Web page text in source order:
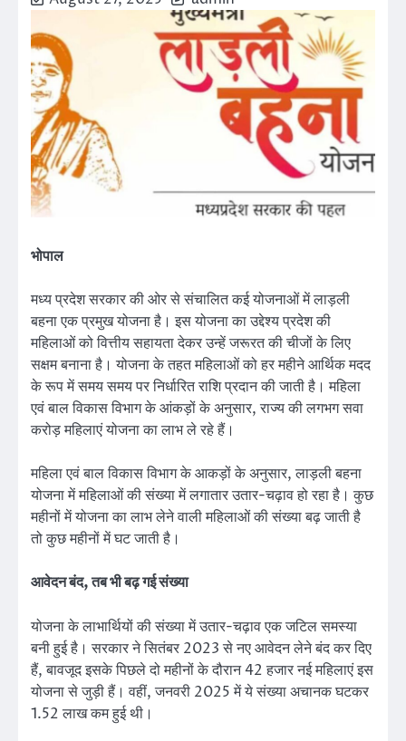
भोपाल
मध्य प्रदेश सरकार की ओर से संचालित कई योजनाओं में लाड़ली
बहना एक प्रमुख योजना है। इस योजना का उद्देश्य प्रदेश की
महिलाओं को वित्तीय सहायता देकर उन्हें जरूरत की चीजों के लिए
सक्षम बनाना है। योजना के तहत महिलाओं को हर महीने आर्थिक मदद
के रूप में समय समय पर निर्धारित राशि प्रदान की जाती है। महिला
एवं बाल विकास विभाग के आंकड़ों के अनुसार, राज्य की लगभग सवा
करोड़ महिलाएं योजना का लाभ ले रहे हैं।
महिला एवं बाल विकास विभाग के आकड़ों के अनुसार, लाड़ली बहना
योजना में महिलाओं की संख्या में लगातार उतार-चढ़ाव हो रहा है। कुछ
महीनों में योजना का लाभ लेने वाली महिलाओं की संख्या बढ़ जाती है
तो कुछ महीनों में घट जाती है।
आवेदन बंद, तब भी बढ़ गई संख्या
योजना के लाभार्थियों की संख्या में उतार-चढ़ाव एक जटिल समस्या
बनी हुई है। सरकार ने सितंबर 2023 से नए आवेदन लेने बंद कर दिए
हैं, बावजूद इसके पिछले दो महीनों के दौरान 42 हजार नई महिलाएं इस
योजना से जुड़ी हैं। वहीं, जनवरी 2025 में ये संख्या अचानक घटकर
1.52 लाख कम हुई थी।